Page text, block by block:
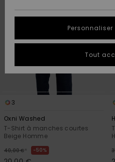
A
Découvrir
A
Découvrir
tailles
obtenir la
question.
QUIKSILVER
3
Oxni Washed
T-Shirt à manches courtes
Beige Homme
40,00 € * 50%
Tout